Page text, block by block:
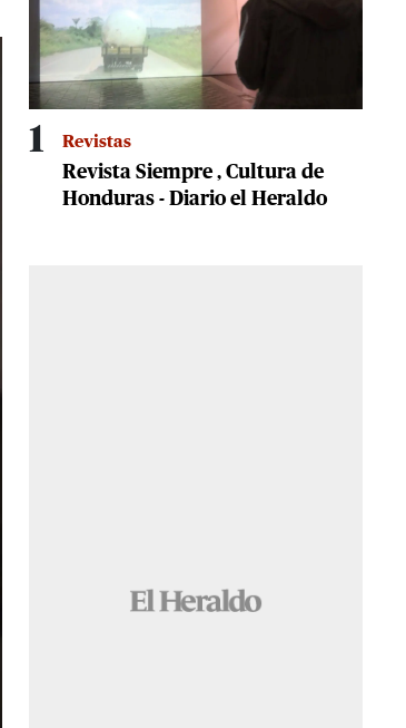
1 Revistas
Revista Siempre , Cultura de
Honduras - Diario el Heraldo